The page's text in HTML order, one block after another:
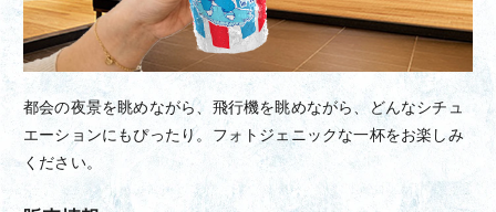
都会の夜景を眺めながら、飛行機を眺めながら、どんなシチュ
エーションにもぴったり。フォトジェニックな一杯をお楽しみ
ください。